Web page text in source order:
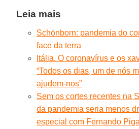
Leia mais
Schönborn: pandemia do
face da terra
Itália. O coronavírus e os
“Todos os dias, um de nós
ajudem-nos”
Sem os cortes recentes na
da pandemia seria menos
especial com Fernando